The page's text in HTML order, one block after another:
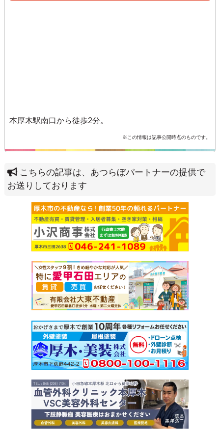
本厚木駅南口から徒歩2分。
※この情報は記事公開時点のものです。
こちらの記事は、あつらぼパートナーの提供で
お送りしております